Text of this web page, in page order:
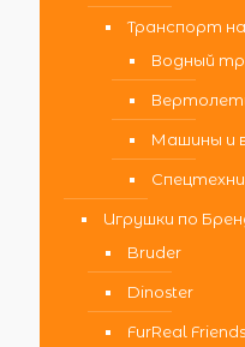
Транспорт
Водный
Машины и
Игрушки по
Bruder
Dinoster
FurReal Friends